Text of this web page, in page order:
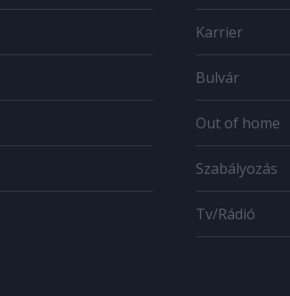
Karrier
Bulvár
Out of home
Szabályozás
Tv/Rádió